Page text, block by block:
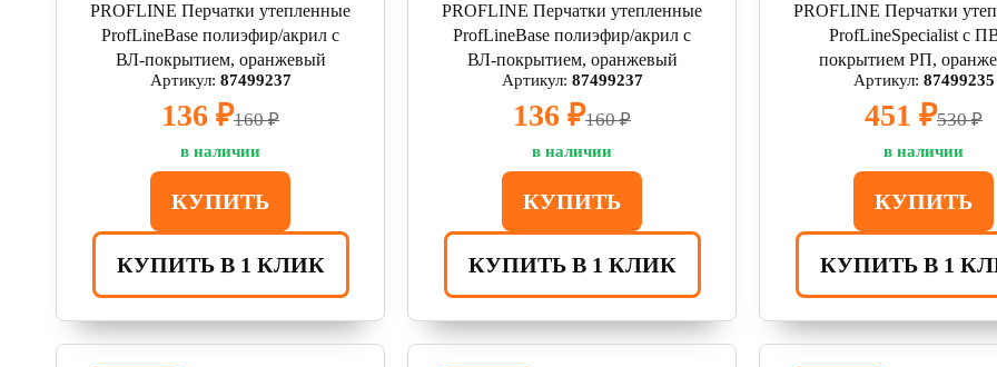
PROFLINE Перчатки утепленные
ProfLineBase полиэфир/акрил с
ВЛ-покрытием, оранжевый
Артикул: 87499237
136 ₽160 ₽
в наличии
КУПИТЬ
КУПИТЬ В 1 КЛИК
PROFLINE Перчатки утепленные
ProfLineBase полиэфир/акрил с
ВЛ-покрытием, оранжевый
Артикул: 87499237
136 ₽160 ₽
в наличии
КУПИТЬ
КУПИТЬ В 1 КЛИК
PROFLINE Перчатки
ProfLineSpecialist с
покрытием РП,
Артикул: 87499235
451 ₽530 ₽
в наличии
КУПИТЬ
КУПИТЬ В 1